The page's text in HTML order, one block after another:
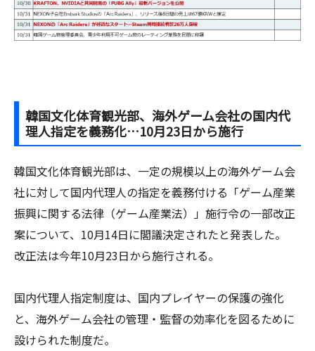
韓国文化体育観光部、海外ゲーム会社の国内代
理人指定を義務化…10月23日から施行
韓国文化体育観光部は、一定の規模以上の海外ゲーム会
社に対して国内代理人の指定を義務付ける「ゲーム産業
振興に関する法律（ゲーム産業法）」施行令の一部改正
案について、10月14日に閣議決定されたと発表した。
改正法は今年10月23日から施行される。
国内代理人指定制度は、国内プレイヤーの保護の強化
と、海外ゲーム会社の管理・監督の効率化を図るために
設けられた制度だ。